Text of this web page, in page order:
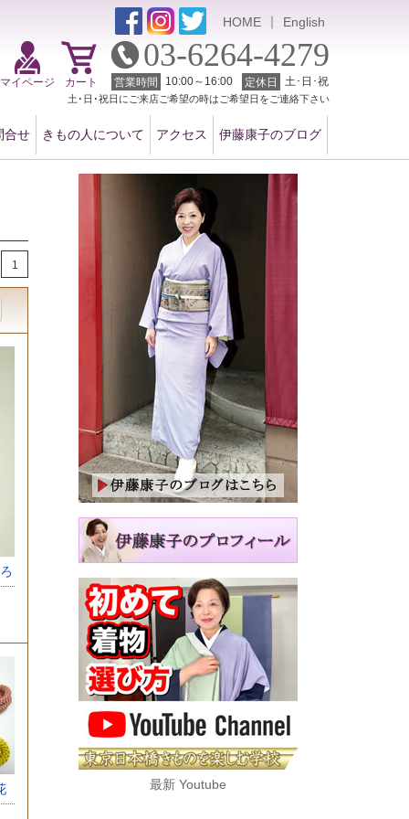
HOME ｜ English
合せ きもの人について アクセス 伊藤康子のブログ
マイページ カート
03-6264-4279
営業時間 10:00～16:00 定休日 土･日･祝
土･日･祝日にご来店ご希望の時はご希望日をご連絡下さい
1
最新 Youtube